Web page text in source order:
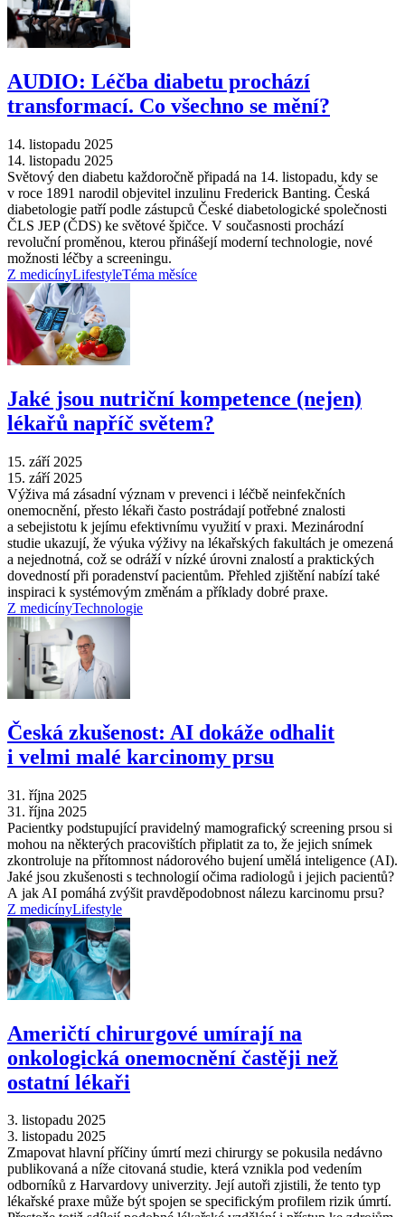
AUDIO: Léčba diabetu prochází
transformací. Co všechno se mění?
14. listopadu 2025
14. listopadu 2025
Světový den diabetu každoročně připadá na 14. listopadu, kdy se
v roce 1891 narodil objevitel inzulinu Frederick Banting. Česká
diabetologie patří podle zástupců České diabetologické společnosti
ČLS JEP (ČDS) ke světové špičce. V současnosti prochází
revoluční proměnou, kterou přinášejí moderní technologie, nové
možnosti léčby a screeningu.
Z medicínyLifestyleTéma měsíce
Jaké jsou nutriční kompetence (nejen)
lékařů napříč světem?
15. září 2025
15. září 2025
Výživa má zásadní význam v prevenci i léčbě neinfekčních
onemocnění, přesto lékaři často postrádají potřebné znalosti
a sebejistotu k jejímu efektivnímu využití v praxi. Mezinárodní
studie ukazují, že výuka výživy na lékařských fakultách je omezená
a nejednotná, což se odráží v nízké úrovni znalostí a praktických
dovedností při poradenství pacientům. Přehled zjištění nabízí také
inspiraci k systémovým změnám a příklady dobré praxe.
Z medicínyTechnologie
Česká zkušenost: AI dokáže odhalit
i velmi malé karcinomy prsu
31. října 2025
31. října 2025
Pacientky podstupující pravidelný mamografický screening prsou si
mohou na některých pracovištích připlatit za to, že jejich snímek
zkontroluje na přítomnost nádorového bujení umělá inteligence (AI).
Jaké jsou zkušenosti s technologií očima radiologů i jejich pacientů?
A jak AI pomáhá zvýšit pravděpodobnost nálezu karcinomu prsu?
Z medicínyLifestyle
Američtí chirurgové umírají na
onkologická onemocnění častěji než
ostatní lékaři
3. listopadu 2025
3. listopadu 2025
Zmapovat hlavní příčiny úmrtí mezi chirurgy se pokusila nedávno
publikovaná a níže citovaná studie, která vznikla pod vedením
odborníků z Harvardovy univerzity. Její autoři zjistili, že tento typ
lékařské praxe může být spojen se specifickým profilem rizik úmrtí.